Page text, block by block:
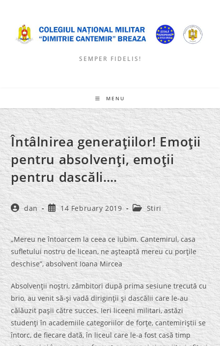
content
SEMPER FIDELIS!
MENU
Întâlnirea generaţiilor! Emoţii
pentru absolvenţi, emoţii
pentru dascăli….
Post
author:
dan
Post
published:
14 February 2019
Post
category:
Stiri
„Mereu ne întoarcem la ceea ce iubim. Cantemirul, casa
sufletului nostru de licean, ne aşteaptă mereu cu porţile
deschise”, absolvent Ioana Mircea
Absolvenţii noştri, zâmbitori după prima sesiune trecută cu
brio, au venit să-şi vadă diriginţii şi dascălii care le-au
călăuzit paşii către succes. Ieri liceeni militari, astăzi
studenţi în academiile categoriilor de forţe, cantemiriştii se
întorc, de fiecare dată, în liceul care le-a fost casă timp